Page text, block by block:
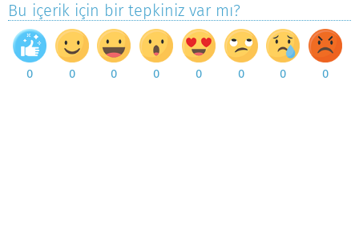
Bu içerik için bir tepkiniz var mı?
0 0 0 0 0 0 0 0